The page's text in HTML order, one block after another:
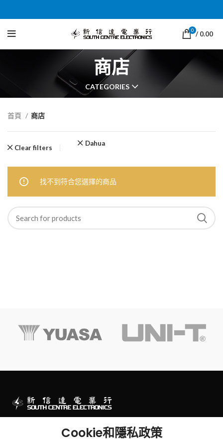
0 / 0.00
商店
CATEGORIES
首頁 商店
Clear filters
Dahua
找不到符合您選擇的商品
澳門一站式電子零件及工程產品專門店
Cookie和隱私政策